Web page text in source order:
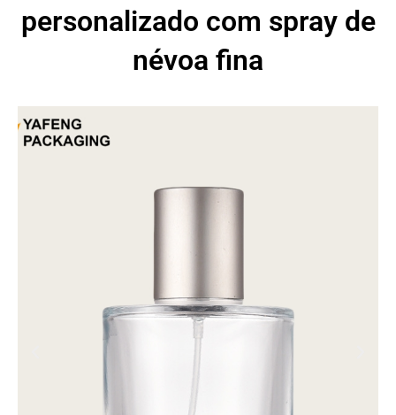
personalizado com spray de
névoa fina